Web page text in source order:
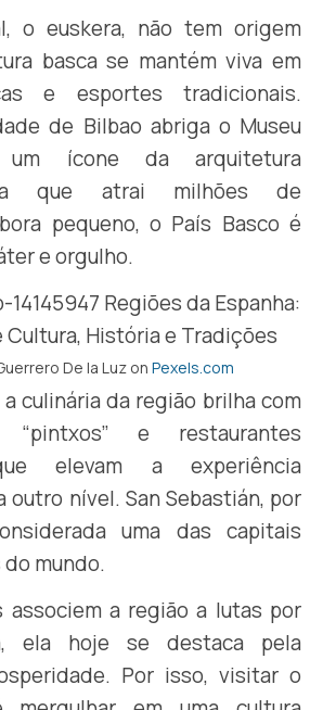
o euskera, não tem origem
basca se mantém viva em
e esportes tradicionais.
de Bilbao abriga o Museu
um ícone da arquitetura
que atrai milhões de
pequeno, o País Basco é
e orgulho.
De la Luz on Pexels.com
culinária da região brilha com
e restaurantes
elevam a experiência
outro nível. San Sebastián, por
uma das capitais
mundo.
associem a região a lutas por
ela hoje se destaca pela
Por isso, visitar o